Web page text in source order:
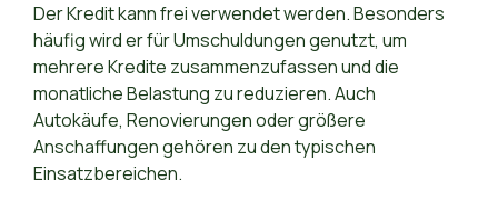
Der Kredit kann frei verwendet werden. Besonders
häufig wird er für Umschuldungen genutzt, um
mehrere Kredite zusammenzufassen und die
monatliche Belastung zu reduzieren. Auch
Autokäufe, Renovierungen oder größere
Anschaffungen gehören zu den typischen
Einsatzbereichen.